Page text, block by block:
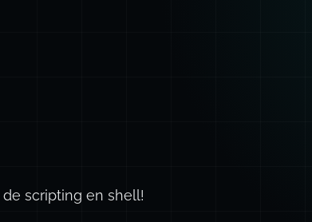
de scripting en shell!